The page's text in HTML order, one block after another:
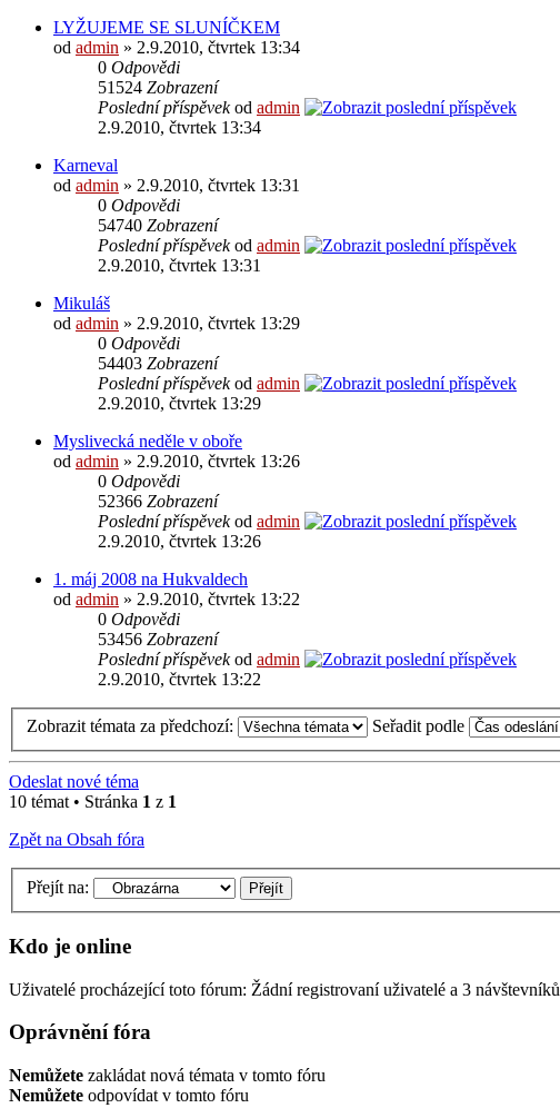
LYŽUJEME SE SLUNÍČKEM
od admin » 2.9.2010, čtvrtek 13:34
0 Odpovědi
51524 Zobrazení
Poslední příspěvekod admin
2.9.2010, čtvrtek 13:34
Karneval
od admin » 2.9.2010, čtvrtek 13:31
0 Odpovědi
54740 Zobrazení
Poslední příspěvekod admin
2.9.2010, čtvrtek 13:31
Mikuláš
od admin » 2.9.2010, čtvrtek 13:29
0 Odpovědi
54403 Zobrazení
Poslední příspěvekod admin
2.9.2010, čtvrtek 13:29
Myslivecká neděle v oboře
od admin » 2.9.2010, čtvrtek 13:26
0 Odpovědi
52366 Zobrazení
Poslední příspěvekod admin
2.9.2010, čtvrtek 13:26
1. máj 2008 na Hukvaldech
od admin » 2.9.2010, čtvrtek 13:22
0 Odpovědi
53456 Zobrazení
Poslední příspěvekod admin
2.9.2010, čtvrtek 13:22
Zobrazit témata za předchozí: Seřadit podle
Odeslat nové téma
10 témat • Stránka 1 z 1
Zpět na Obsah fóra
Přejít na:
Kdo je online
Uživatelé procházející toto fórum: Žádní registrovaní uživatelé a 3 návštevníků
Oprávnění fóra
Nemůžete zakládat nová témata v tomto fóru
Nemůžete odpovídat v tomto fóru